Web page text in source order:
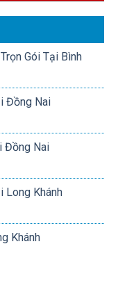
Gói Tại Bình
Đồng Nai
Đồng Nai
Long Khánh
Khánh